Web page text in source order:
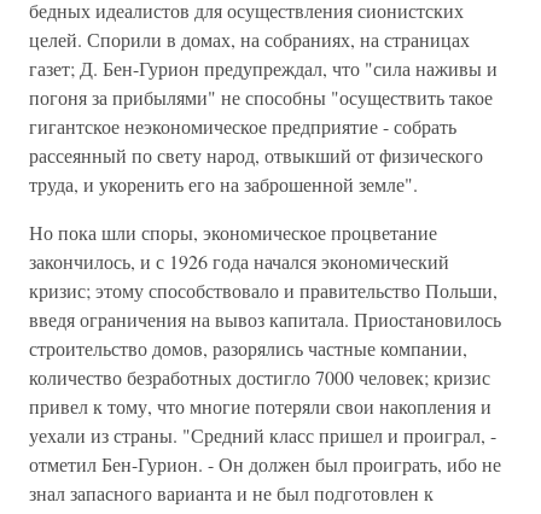
бедных идеалистов для осуществления сионистских
целей. Спорили в домах, на собраниях, на страницах
газет; Д. Бен-Гурион предупреждал, что "сила наживы и
погоня за прибылями" не способны "осуществить такое
гигантское неэкономическое предприятие - собрать
рассеянный по свету народ, отвыкший от физического
труда, и укоренить его на заброшенной земле".
Но пока шли споры, экономическое процветание
закончилось, и с 1926 года начался экономический
кризис; этому способствовало и правительство Польши,
введя ограничения на вывоз капитала. Приостановилось
строительство домов, разорялись частные компании,
количество безработных достигло 7000 человек; кризис
привел к тому, что многие потеряли свои накопления и
уехали из страны. "Средний класс пришел и проиграл, -
отметил Бен-Гурион. - Он должен был проиграть, ибо не
знал запасного варианта и не был подготовлен к